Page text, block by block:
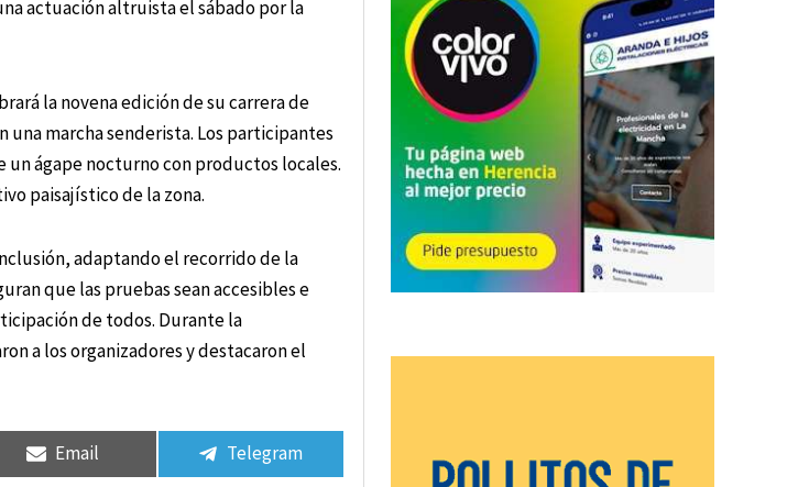
actuación altruista el sábado por la
la novena edición de su carrera de
marcha senderista. Los participantes
ágape nocturno con productos locales.
paisajístico de la zona.
adaptando el recorrido de la
que las pruebas sean accesibles e
de todos. Durante la
a los organizadores y destacaron el
Email Telegram